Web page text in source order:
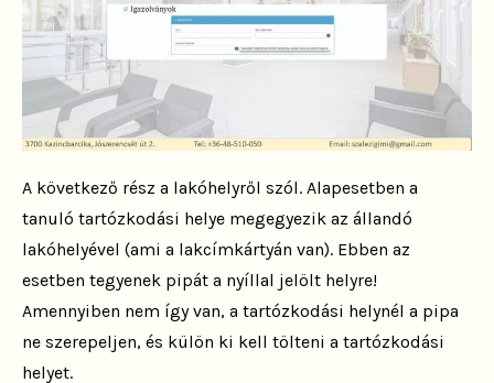
A következő rész a lakóhelyről szól. Alapesetben a
tanuló tartózkodási helye megegyezik az állandó
lakóhelyével (ami a lakcímkártyán van). Ebben az
esetben tegyenek pipát a nyíllal jelölt helyre!
Amennyiben nem így van, a tartózkodási helynél a pipa
ne szerepeljen, és külön ki kell tölteni a tartózkodási
helyet.